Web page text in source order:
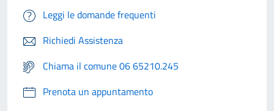
Leggi le domande frequenti
Richiedi Assistenza
Chiama il comune 06 65210.245
Prenota un appuntamento